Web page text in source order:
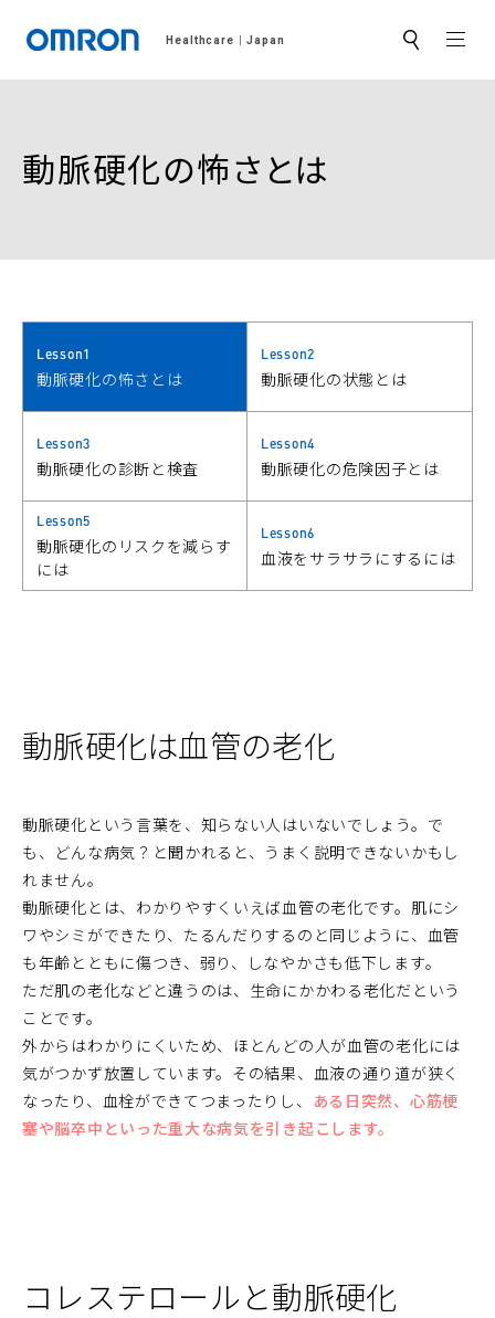
Healthcare Japan サ
ト
動脈硬化の怖さとは
Lesson1
動脈硬化の怖さとは
Lesson2
動脈硬化の状態とは
Lesson3
動脈硬化の診断と検査
Lesson4
動脈硬化の危険因子とは
Lesson5
動脈硬化のリスクを減らす
には
Lesson6
血液をサラサラにするには
動脈硬化は血管の老化
動脈硬化という言葉を、知らない人はいないでしょう。で
も、どんな病気？と聞かれると、うまく説明できないかもし
れません。
動脈硬化とは、わかりやすくいえば血管の老化です。肌にシ
ワやシミができたり、たるんだりするのと同じように、血管
も年齢とともに傷つき、弱り、しなやかさも低下します。
ただ肌の老化などと違うのは、生命にかかわる老化だという
ことです。
外からはわかりにくいため、ほとんどの人が血管の老化には
気がつかず放置しています。その結果、血液の通り道が狭く
なったり、血栓ができてつまったりし、 ある日突然、心筋梗
塞や脳卒中といった重大な病気を引き起こします。
コレステロールと動脈硬化